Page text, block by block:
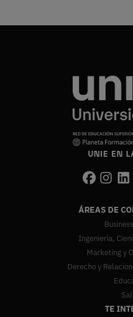
UNIE EN
ÁREAS DE
Ingeniería,
Marketing y
Derecho y
TE